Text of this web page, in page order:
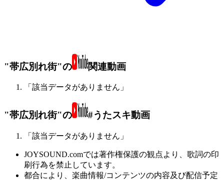
"帯広別れ街"の 関連動画
「該当データがありません」
"帯広別れ街"の #うたスキ動画
「該当データがありません」
JOYSOUND.comでは著作権保護の観点より、歌詞の印
刷行為を禁止しています。
都合により、楽曲情報/コンテンツの内容及び配信予定